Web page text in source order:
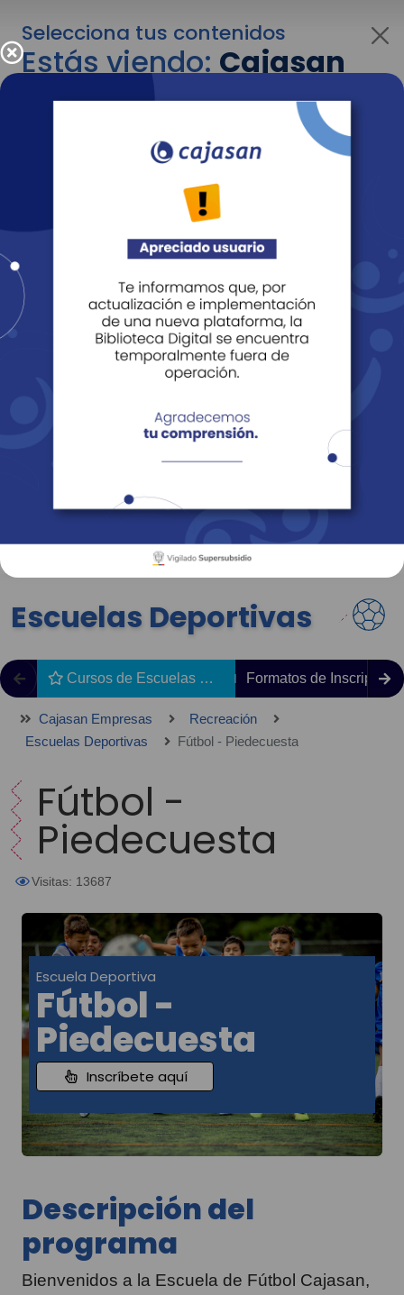
Selecciona tus contenidos
Estás viendo:Cajasan
para empresas
Para cambiar al contenido de tu interés más
adelante recuerda utilizar el menú
Entendido
Revista Fácil Vivir
Sedes Directorio Servicios En Línea
Escuelas Deportivas
Cursos de Escuelas Deportivas Formatos de Inscripción
Cajasan Empresas
Recreación
Escuelas Deportivas
Fútbol - Piedecuesta
Fútbol -
Piedecuesta
Visitas: 13687
Escuela Deportiva
Fútbol -
Piedecuesta
Inscríbete aquí
Descripción del
programa
Bienvenidos a la Escuela de Fútbol Cajasan,